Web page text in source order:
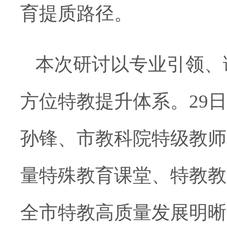
育提质路径。
本次研讨以专业引领
方位特教提升体系。29
孙锋、市教科院特级教
量特殊教育课堂、特教
全市特教高质量发展明